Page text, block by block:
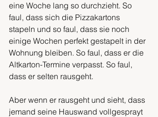
eine Woche lang so durchzieht. So
faul, dass sich die Pizzakartons
stapeln und so faul, dass sie noch
einige Wochen perfekt gestapelt in der
Wohnung bleiben. So faul, dass er die
Altkarton-Termine verpasst. So faul,
dass er selten rausgeht.
Aber wenn er rausgeht und sieht, dass
jemand seine Hauswand vollgesprayt